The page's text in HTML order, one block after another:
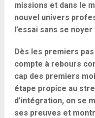
missions et dans le
nouvel univers
l’essai sans se noyer
Dès les premiers
compte à rebours
cap des premiers
étape propice au
d’intégration, on se
ses preuves et